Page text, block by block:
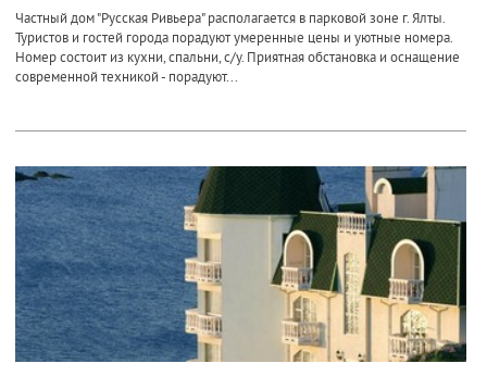
Частный дом "Русская Ривьера" располагается в парковой зоне г. Ялты.
Туристов и гостей города порадуют умеренные цены и уютные номера.
Номер состоит из кухни, спальни, с/у. Приятная обстановка и оснащение
современной техникой - порадуют...